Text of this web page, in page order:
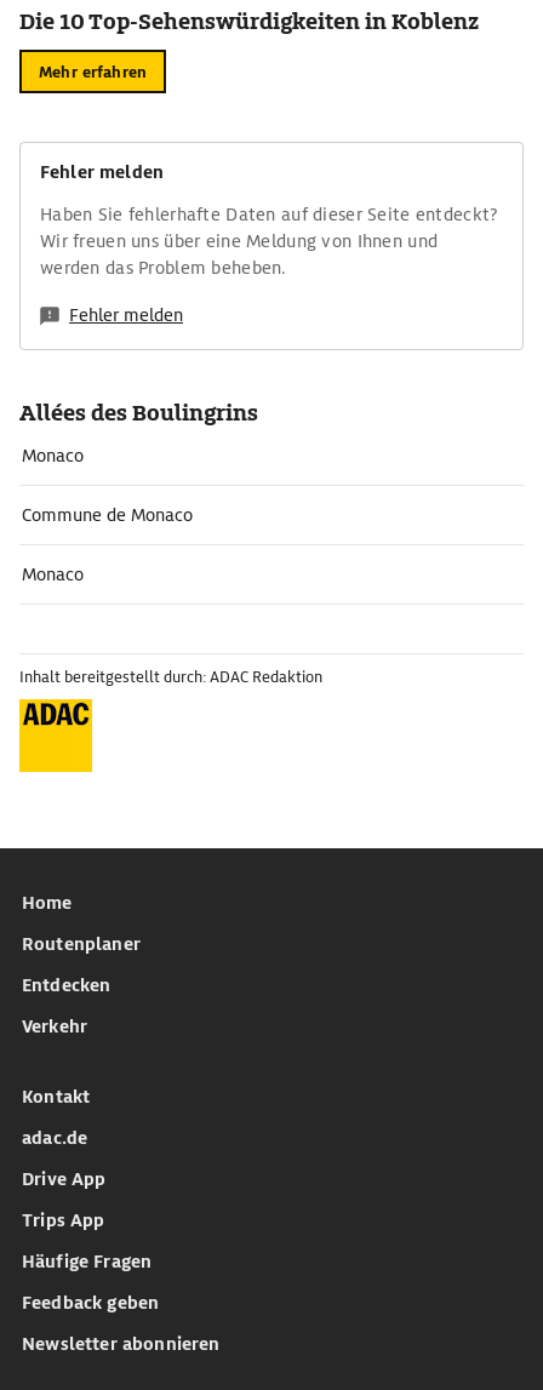
Die 10 Top-Sehenswürdigkeiten in Koblenz
Mehr erfahren
Fehler melden
Haben Sie fehlerhafte Daten auf dieser Seite entdeckt?
Wir freuen uns über eine Meldung von Ihnen und
werden das Problem beheben.
Fehler melden
Allées des Boulingrins
Monaco
Commune de Monaco
Monaco
Inhalt bereitgestellt durch: ADAC Redaktion
Home
Routenplaner
Entdecken
Verkehr
Kontakt
adac.de
Drive App
Trips App
Häufige Fragen
Feedback geben
Newsletter abonnieren